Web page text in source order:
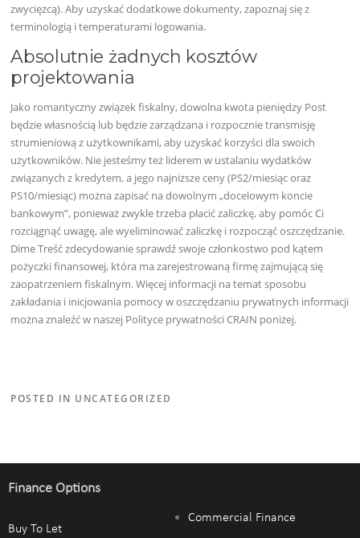
zwycięzcą). Aby uzyskać dodatkowe dokumenty, zapoznaj się z
terminologią i temperaturami logowania.
Absolutnie żadnych kosztów
projektowania
Jako romantyczny związek fiskalny, dowolna kwota pieniędzy Post
będzie własnością lub będzie zarządzana i rozpocznie transmisję
strumieniową z użytkownikami, aby uzyskać korzyści dla swoich
użytkowników. Nie jesteśmy też liderem w ustalaniu wydatków
związanych z kredytem, ​​a jego najniższe ceny (PS2/miesiąc oraz
PS10/miesiąc) można zapisać na dowolnym „docelowym koncie
bankowym”, ponieważ zwykle trzeba płacić zaliczkę, aby pomóc Ci
rozciągnąć uwagę, ale wyeliminować zaliczkę i rozpocząć oszczędzanie.
Dime Treść zdecydowanie sprawdź swoje członkostwo pod kątem
pożyczki finansowej, która ma zarejestrowaną firmę zajmującą się
zaopatrzeniem fiskalnym. Więcej informacji na temat sposobu
zakładania i inicjowania pomocy w oszczędzaniu prywatnych informacji
można znaleźć w naszej Polityce prywatności CRAIN poniżej.
POSTED IN UNCATEGORIZED
Finance Options
Buy To Let
Commercial Finance